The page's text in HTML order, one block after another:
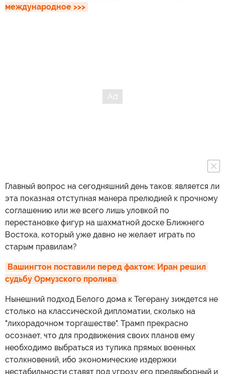
международное >>>
Главный вопрос на сегодняшний день таков: является ли
эта показная отступная манера прелюдией к прочному
соглашению или же всего лишь уловкой по
перестановке фигур на шахматной доске Ближнего
Востока, который уже давно не желает играть по
старым правилам?
Вашингтон поставили перед фактом: Иран решил
судьбу Ормузского пролива
Нынешний подход Белого дома к Тегерану зиждется не
столько на классической дипломатии, сколько на
"лихорадочном торгашестве". Трамп прекрасно
осознает, что для продвижения своих планов ему
необходимо выбраться из тупика прямых военных
столкновений, ибо экономические издержки
нестабильности ставят под угрозу его предвыборный и